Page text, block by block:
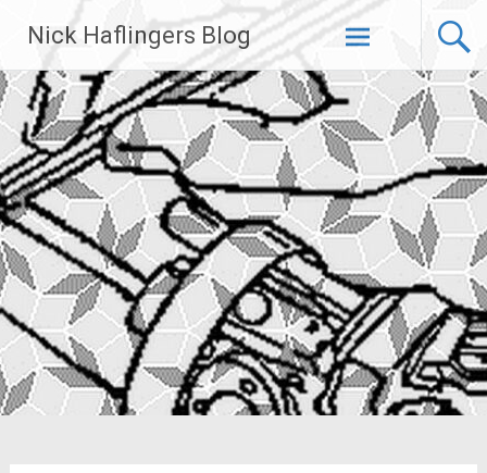
Inhalt
springen
Nick Haflingers Blog